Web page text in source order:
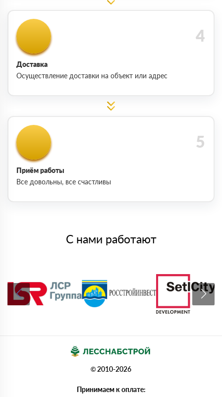
Доставка
Осуществление доставки на объект или адрес
Приём работы
Все довольны, все счастливы
С нами работают
© 2010-2026
Принимаем к оплате: